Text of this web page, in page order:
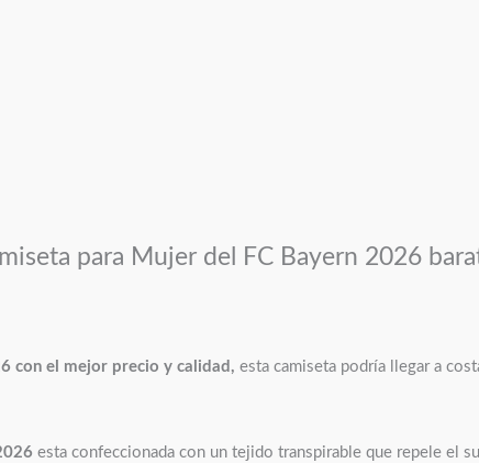
para Mujer del FC Bayern 2026
con el mejor precio y calidad, esta camiseta podría llegar a
esta confeccionada con un tejido transpirable que repele el